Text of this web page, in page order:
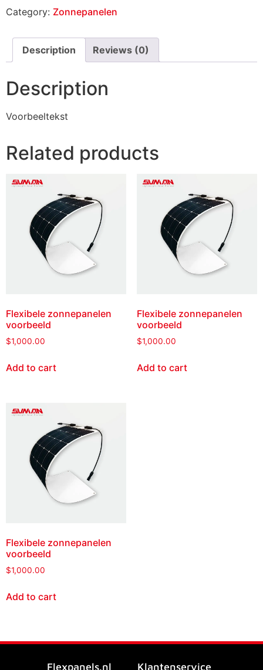
Category: Zonnepanelen
Description Reviews (0)
Description
Voorbeeltekst
Related products
Flexibele zonnepanelen
voorbeeld
$1,000.00
Add to cart
Flexibele zonnepanelen
voorbeeld
$1,000.00
Add to cart
Flexibele zonnepanelen
voorbeeld
$1,000.00
Add to cart
Flexpanels.nl Klantenservice